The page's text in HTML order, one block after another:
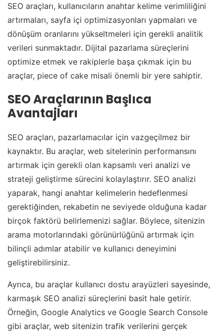
SEO araçları, kullanıcıların anahtar kelime verimliliğini
artırmaları, sayfa içi optimizasyonları yapmaları ve
dönüşüm oranlarını yükseltmeleri için gerekli analitik
verileri sunmaktadır. Dijital pazarlama süreçlerini
optimize etmek ve rakiplerle başa çıkmak için bu
araçlar, piece of cake misali önemli bir yere sahiptir.
SEO Araçlarının Başlıca
Avantajları
SEO araçları, pazarlamacılar için vazgeçilmez bir
kaynaktır. Bu araçlar, web sitelerinin performansını
artırmak için gerekli olan kapsamlı veri analizi ve
strateji geliştirme sürecini kolaylaştırır. SEO analizi
yaparak, hangi anahtar kelimelerin hedeflenmesi
gerektiğinden, rekabetin ne seviyede olduğuna kadar
birçok faktörü belirlemenizi sağlar. Böylece, sitenizin
arama motorlarındaki görünürlüğünü artırmak için
bilinçli adımlar atabilir ve kullanıcı deneyimini
geliştirebilirsiniz.
Ayrıca, bu araçlar kullanıcı dostu arayüzleri sayesinde,
karmaşık SEO analizi süreçlerini basit hale getirir.
Örneğin, Google Analytics ve Google Search Console
gibi araçlar, web sitenizin trafik verilerini gerçek